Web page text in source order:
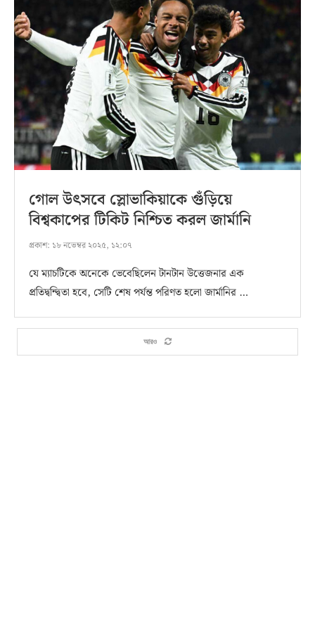
গোল উৎসবে স্লোভাকিয়াকে গুঁড়িয়ে
বিশ্বকাপের টিকিট নিশ্চিত করল জার্মানি
প্রকাশ: ১৮ নভেম্বর ২০২৫, ১২:০৭
যে ম্যাচটিকে অনেকে ভেবেছিলেন টানটান উত্তেজনার এক
প্রতিদ্বন্দ্বিতা হবে, সেটি শেষ পর্যন্ত পরিণত হলো জার্মানির …
আরও